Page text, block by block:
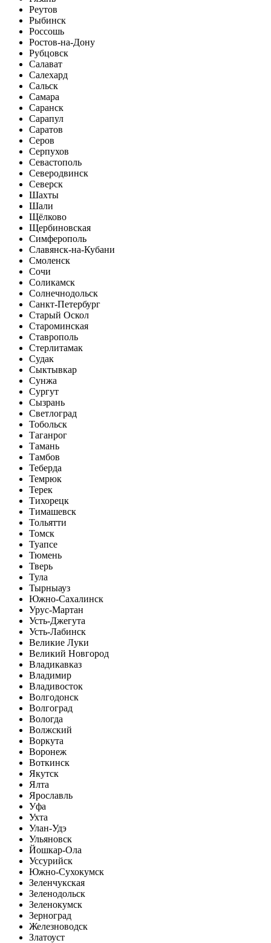
Реутов
Рыбинск
Россошь
Ростов-на-Дону
Рубцовск
Салават
Салехард
Сальск
Самара
Саранск
Сарапул
Саратов
Серов
Серпухов
Севастополь
Северодвинск
Северск
Шахты
Шали
Щёлково
Щербиновская
Симферополь
Славянск-на-Кубани
Смоленск
Сочи
Соликамск
Солнечнодольск
Санкт-Петербург
Старый Оскол
Староминская
Ставрополь
Стерлитамак
Судак
Сыктывкар
Сунжа
Сургут
Сызрань
Светлоград
Тобольск
Таганрог
Тамань
Тамбов
Теберда
Темрюк
Терек
Тихорецк
Тимашевск
Тольятти
Томск
Туапсе
Тюмень
Тверь
Тула
Тырныауз
Южно-Сахалинск
Урус-Мартан
Усть-Джегута
Усть-Лабинск
Великие Луки
Великий Новгород
Владикавказ
Владимир
Владивосток
Волгодонск
Волгоград
Вологда
Волжский
Воркута
Воронеж
Воткинск
Якутск
Ялта
Ярославль
Уфа
Ухта
Улан-Удэ
Ульяновск
Йошкар-Ола
Уссурийск
Южно-Сухокумск
Зеленчукская
Зеленодольск
Зеленокумск
Зерноград
Железноводск
Златоуст